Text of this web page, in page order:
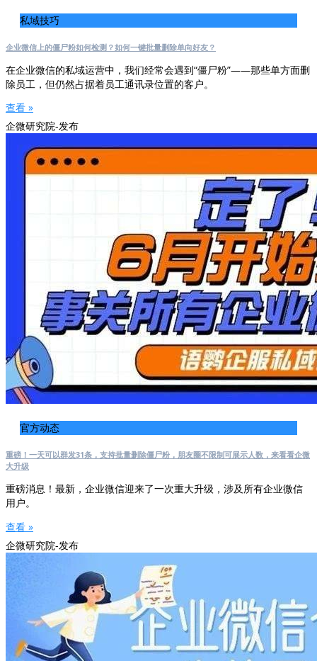
私域技巧
企业微信上的僵尸粉如何检测？如何一键批量删除单向好友？
在企业微信的私域运营中，我们经常会遇到“僵尸粉”——那些单方面删
除员工，但仍然占据着员工通讯录位置的客户。
查看 »
企微研究院-发布
官方动态
重磅！一天可以群发31条，支持批量删除僵尸粉，朋友圈不限制可展示人数，来看看企微
大升级
重磅消息！最新，企业微信迎来了一次重大升级，涉及所有企业微信
用户。
查看 »
企微研究院-发布